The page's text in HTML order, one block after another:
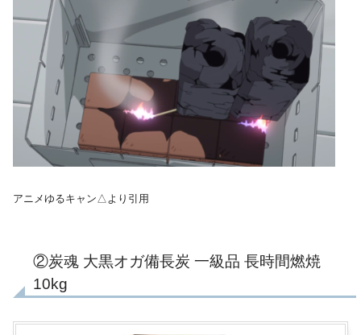
アニメゆるキャン△より引用
②炭魂 大黒オガ備長炭 一級品 長時間燃焼
10kg